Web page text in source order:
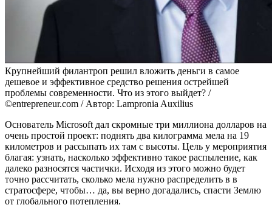
Крупнейший филантроп решил вложить деньги в самое
дешевое и эффективное средство решения острейшей
проблемы современности. Что из этого выйдет? /
©entrepreneur.com / Автор: Lampronia Auxilius
Основатель Microsoft дал скромные три миллиона долларов на
очень простой проект: поднять два килограмма мела на 19
километров и рассыпать их там с высоты. Цель у мероприятия
благая: узнать, насколько эффективно такое распыление, как
далеко разносятся частички. Исходя из этого можно будет
точно рассчитать, сколько мела нужно распределить в в
стратосфере, чтобы… да, вы верно догадались, спасти Землю
от глобального потепления.